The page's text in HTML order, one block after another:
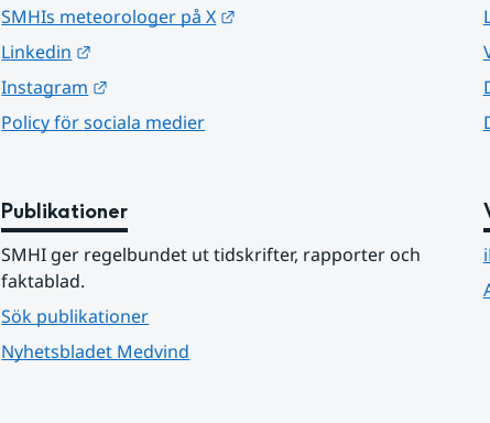
SMHIs meteorologer på X
Linkedin
Instagram
Policy för sociala medier
Publikationer
SMHI ger regelbundet ut tidskrifter, rapporter och
faktablad.
Sök publikationer
Nyhetsbladet Medvind